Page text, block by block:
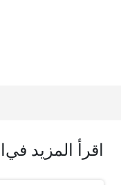
اقرأ المزيد في